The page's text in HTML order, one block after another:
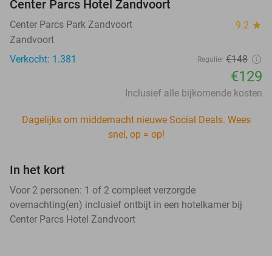
Center Parcs Hotel Zandvoort
Center Parcs Park Zandvoort 9.2 star
Zandvoort
Verkocht: 1.381
Regulier €148
€129
Inclusief alle bijkomende kosten
Dagelijks om middernacht nieuwe Social Deals. Wees
snel, op = op!
In het kort
Voor 2 personen: 1 of 2 compleet verzorgde
overnachting(en) inclusief ontbijt in een hotelkamer bij
Center Parcs Hotel Zandvoort